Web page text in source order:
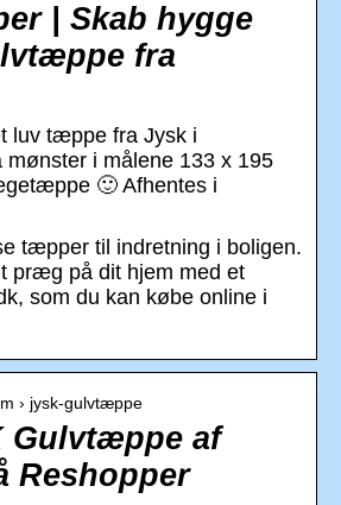
| Skab hygge
fra
luv tæppe fra Jysk i
mønster i målene 133 x 195
🙂 Afhentes i
tæpper til indretning i boligen.
præg på dit hjem med et
som du kan købe online i
› jysk-gulvtæppe
Gulvtæppe af
Reshopper